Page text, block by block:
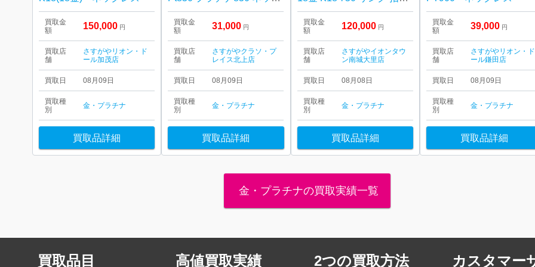
買取金
額
150,000 円
買取店
舗
さすがやリオン・ド
ール加茂店
買取日 08月09日
買取種
別
金・プラチナ
買取品詳細
買取金
額
31,000 円
買取店
舗
さすがやクラソ・プ
レイス北上店
買取日 08月09日
買取種
別
金・プラチナ
買取品詳細
買取金
額
120,000 円
買取店
舗
さすがやイオンタウ
ン南城大里店
買取日 08月08日
買取種
別
金・プラチナ
買取品詳細
買取金
額
39,000 円
買取店
舗
さすがやリオン・ド
ール鎌田店
買取日 08月09日
買取種
別
金・プラチナ
買取品詳細
金・プラチナの買取実績一覧
買取品目 高値買取実績 2つの買取方法 カスタマー